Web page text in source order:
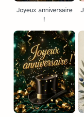
Joyeux anniversaire
!